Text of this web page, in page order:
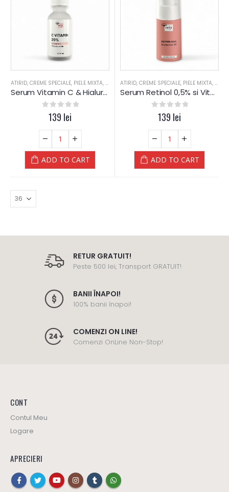
ATIRID, CREME SPECIALE, PIELE MIXTA, PIELE SENSIBILA,PIELE USCATA ,SER-URI,TEN
Serum Vitamin C & Hialuron
out of 5
139 lei
ADD TO CART
ATIRID, CREME SPECIALE, PIELE MIXTA,
Serum Retinol 0,5% si Vitamine A+B3+C+E
out of 5
139 lei
ADD TO CART
out of 5
lei out of 5
79lei
RETUR GRATUIT!
Peste 500 lei, Transport GRATUIT!
BANII ÎNAPOI!
100% banii înapoi!
COMENZI ON LINE!
Comenzi OnLine Non-Stop!
CONT
Contul Meu
Logare
APRECIERI